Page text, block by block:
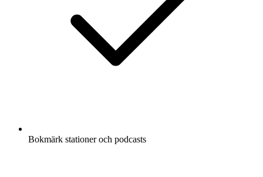
Bokmärk stationer och podcasts